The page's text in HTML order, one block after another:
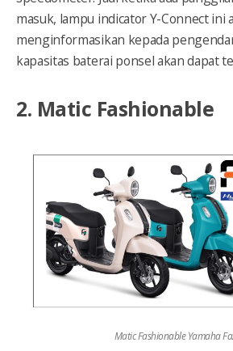
masuk, lampu indicator Y-Connect ini
menginformasikan kepada
kapasitas baterai ponsel akan dapat
2. Matic Fashionable
Matic Fashionable Yamaha